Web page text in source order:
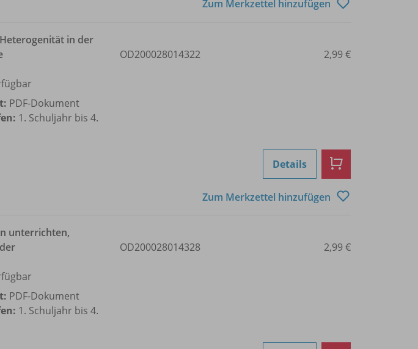
Zum Merkzettel hinzufügen
in der
PDF-Dokument
1. Schuljahr bis 4.
OD200028014322 2,99 €
Details
Zum Merkzettel hinzufügen
unterrichten,
PDF-Dokument
1. Schuljahr bis 4.
OD200028014328 2,99 €